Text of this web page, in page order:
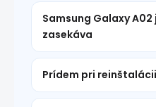
Samsung Galaxy
zasekáva
Prídem pri